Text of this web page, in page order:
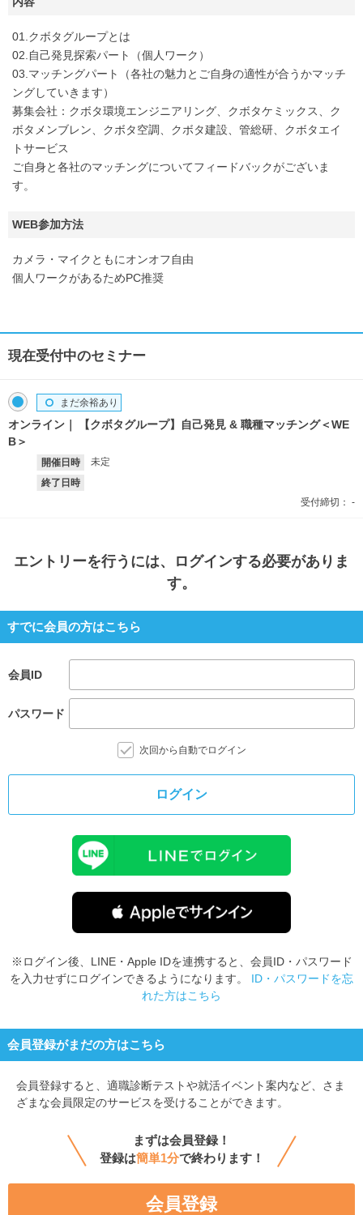
01.クボタグループとは
02.自己発見探索パート（個人ワーク）
03.マッチングパート（各社の魅力とご自身の適性が合うかマッチ
ングしていきます）
募集会社：クボタ環境エンジニアリング、クボタケミックス、ク
ボタメンブレン、クボタ空調、クボタ建設、管総研、クボタエイ
トサービス
ご自身と各社のマッチングについてフィードバックがございま
す。
WEB参加方法
カメラ・マイクともにオンオフ自由
個人ワークがあるためPC推奨
現在受付中のセミナー
オンライン
【クボタグループ】自己発見 & 職種マッチング＜WE
B＞
開催日時
未定
終了日時
まだ余裕あり
受付締切： -
エントリーを行うには、ログインする必要がありま
す。
すでに会員の方はこちら
会員ID
パスワード
次回から自動でログイン
ログイン
※ログイン後、LINE・Apple IDを連携すると、会員ID・パスワード
を入力せずにログインできるようになります。 ID・パスワードを忘
れた方はこちら
会員登録がまだの方はこちら
会員登録すると、 適職診断テストや就活イベント案内など、さま
ざまな会員限定のサービスを受けることができます。
まずは会員登録！
登録は簡単1分で終わります！
会員登録